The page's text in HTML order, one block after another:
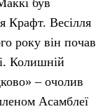
Крафт. Весілля
року він почав
Колишній
– очолив
Асамблеї